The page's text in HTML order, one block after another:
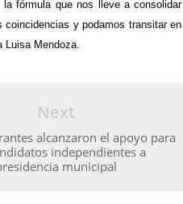
fórmula que nos lleve a consolidar
coincidencias y podamos transitar en
Luisa Mendoza.
Next
alcanzaron el apoyo para
independientes a
municipal